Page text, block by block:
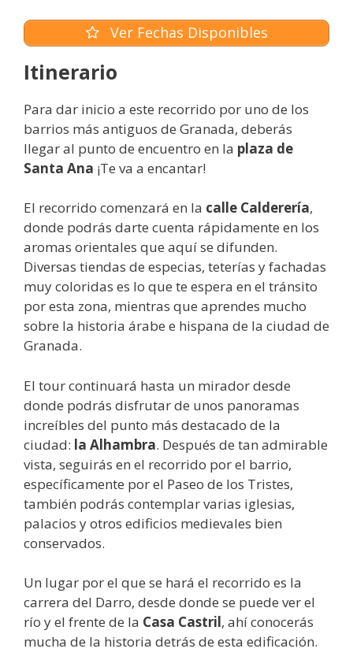
Ver Fechas Disponibles
Itinerario
Para dar inicio a este recorrido por uno de los
barrios más antiguos de Granada, deberás
llegar al punto de encuentro en la plaza de
Santa Ana ¡Te va a encantar!
El recorrido comenzará en la calle Calderería,
donde podrás darte cuenta rápidamente en los
aromas orientales que aquí se difunden.
Diversas tiendas de especias, teterías y fachadas
muy coloridas es lo que te espera en el tránsito
por esta zona, mientras que aprendes mucho
sobre la historia árabe e hispana de la ciudad de
Granada.
El tour continuará hasta un mirador desde
donde podrás disfrutar de unos panoramas
increíbles del punto más destacado de la
ciudad: la Alhambra. Después de tan admirable
vista, seguirás en el recorrido por el barrio,
específicamente por el Paseo de los Tristes,
también podrás contemplar varias iglesias,
palacios y otros edificios medievales bien
conservados.
Un lugar por el que se hará el recorrido es la
carrera del Darro, desde donde se puede ver el
río y el frente de la Casa Castril, ahí conocerás
mucha de la historia detrás de esta edificación.